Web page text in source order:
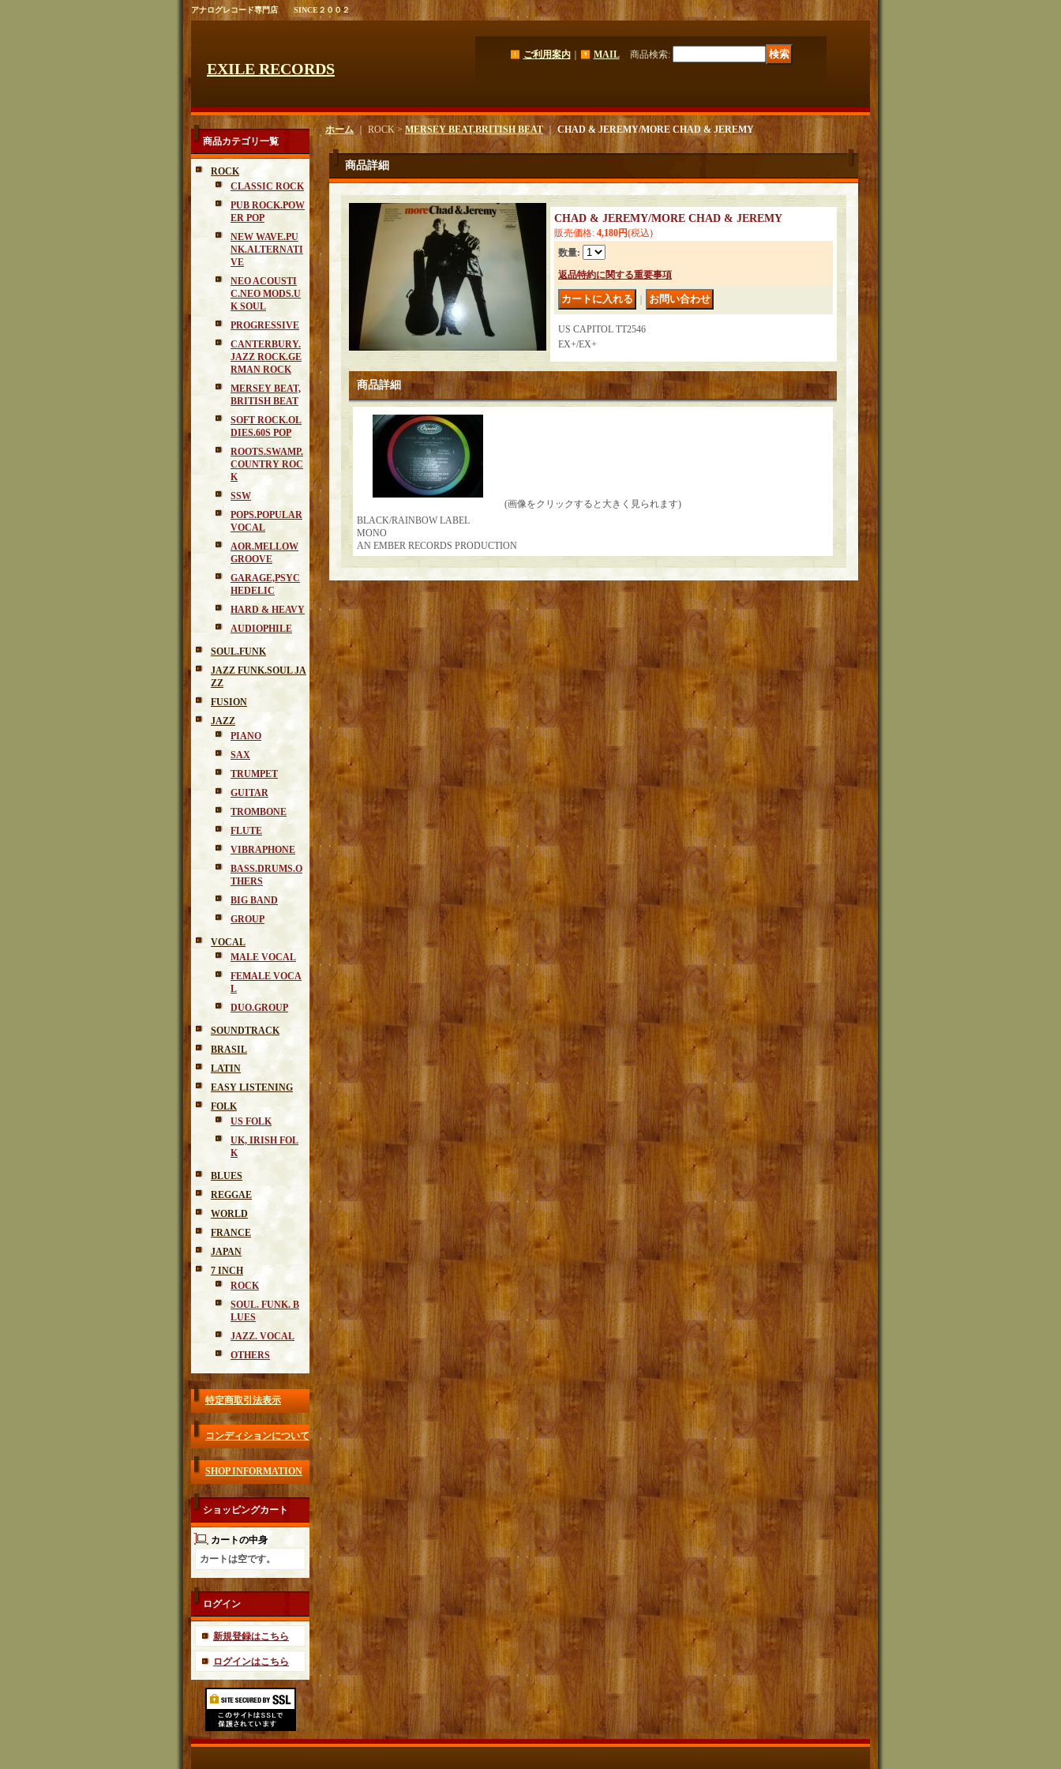
アナログレコード専門店 SINCE２００２
EXILE RECORDS
ご利用案内｜ MAIL 商品検索:
商品カテゴリ一覧
ROCK
CLASSIC ROCK
PUB ROCK.POW
ER POP
NEW WAVE.PU
NK.ALTERNATI
VE
NEO ACOUSTI
C.NEO MODS.U
K SOUL
PROGRESSIVE
CANTERBURY.
JAZZ ROCK.GE
RMAN ROCK
MERSEY BEAT,
BRITISH BEAT
SOFT ROCK.OL
DIES.60S POP
ROOTS.SWAMP.
COUNTRY ROC
K
SSW
POPS.POPULAR
VOCAL
AOR.MELLOW
GROOVE
GARAGE,PSYC
HEDELIC
HARD & HEAVY
AUDIOPHILE
SOUL.FUNK
JAZZ FUNK.SOUL JA
ZZ
FUSION
JAZZ
PIANO
SAX
TRUMPET
GUITAR
TROMBONE
FLUTE
VIBRAPHONE
BASS.DRUMS.O
THERS
BIG BAND
GROUP
VOCAL
MALE VOCAL
FEMALE VOCA
L
DUO.GROUP
SOUNDTRACK
BRASIL
LATIN
EASY LISTENING
FOLK
US FOLK
UK, IRISH FOL
K
BLUES
REGGAE
WORLD
FRANCE
JAPAN
7 INCH
ROCK
SOUL. FUNK. B
LUES
JAZZ. VOCAL
OTHERS
特定商取引法表示
コンディションについて
SHOP INFORMATION
ショッピングカート
カートの中身
カートは空です。
ログイン
新規登録はこちら
ログインはこちら
ホーム｜ ROCK > MERSEY BEAT,BRITISH BEAT｜CHAD & JEREMY/MORE CHAD & JEREMY
商品詳細
CHAD & JEREMY/MORE CHAD & JEREMY
販売価格: 4,180円(税込)
数量:
返品特約に関する重要事項
US CAPITOL TT2546
EX+/EX+
商品詳細
(画像をクリックすると大きく見られます)
BLACK/RAINBOW LABEL
MONO
AN EMBER RECORDS PRODUCTION